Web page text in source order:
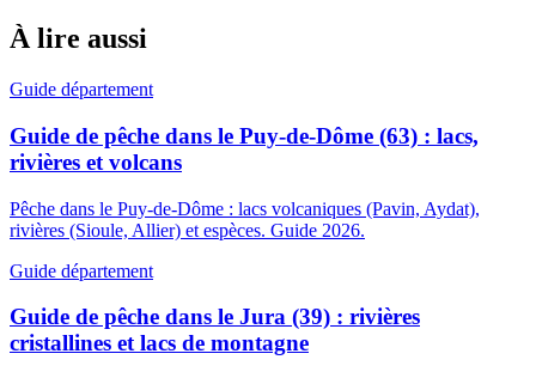
À lire aussi
Guide département
Guide de pêche dans le Puy-de-Dôme (63) : lacs,
rivières et volcans
Pêche dans le Puy-de-Dôme : lacs volcaniques (Pavin, Aydat),
rivières (Sioule, Allier) et espèces. Guide 2026.
Guide département
Guide de pêche dans le Jura (39) : rivières
cristallines et lacs de montagne